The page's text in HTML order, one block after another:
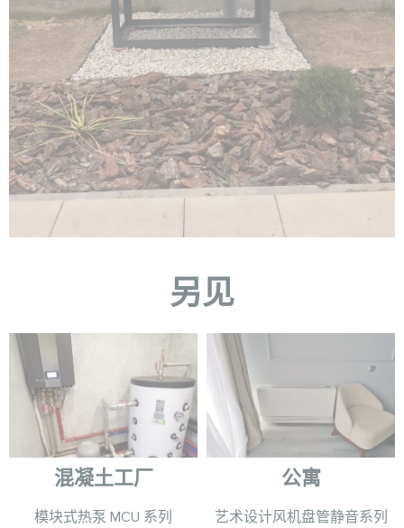
另见
混凝土工厂
模块式热泵 MCU 系列
公寓
艺术设计风机盘管静音系列